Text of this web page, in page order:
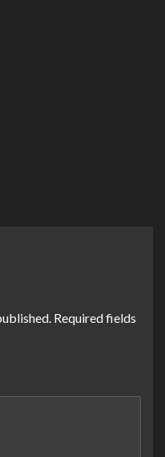
Required fields